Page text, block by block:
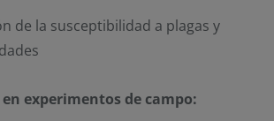
de la susceptibilidad a plagas y
experimentos de campo: